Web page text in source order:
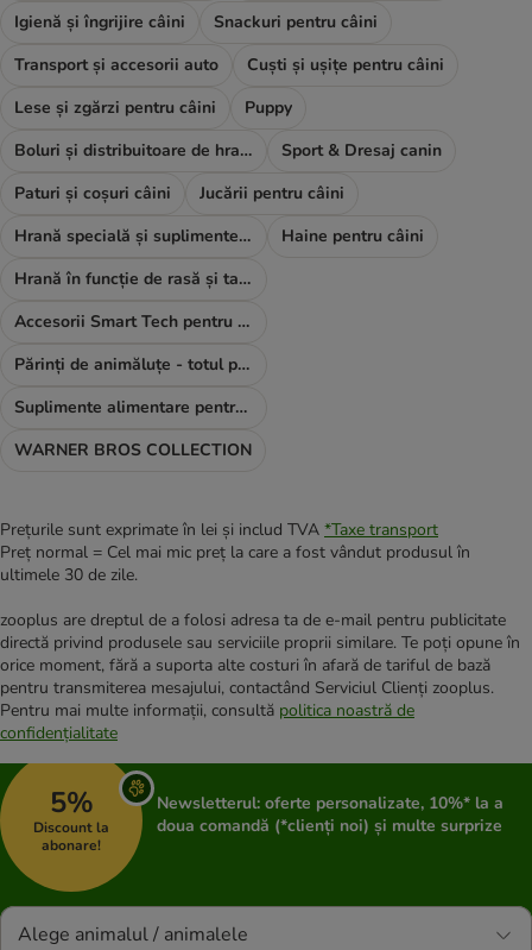
Igienă și îngrijire câini
Snackuri pentru câini
Transport și accesorii auto
Cuști și ușițe pentru câini
Lese și zgărzi pentru câini
Puppy
Boluri și distribuitoare de hrană și apă
Sport & Dresaj canin
Paturi și coșuri câini
Jucării pentru câini
Hrană specială și suplimente alimentare
Haine pentru câini
Hrană în funcție de rasă și talie
Accesorii Smart Tech pentru câini
Părinți de animăluțe - totul pentru TINE
Suplimente alimentare pentru câini
WARNER BROS COLLECTION
Prețurile sunt exprimate în lei și includ TVA *Taxe transport
Preț normal = Cel mai mic preț la care a fost vândut produsul în
ultimele 30 de zile.
zooplus are dreptul de a folosi adresa ta de e-mail pentru publicitate
directă privind produsele sau serviciile proprii similare. Te poți opune în
orice moment, fără a suporta alte costuri în afară de tariful de bază
pentru transmiterea mesajului, contactând Serviciul Clienți zooplus.
Pentru mai multe informații, consultă politica noastră de
confidențialitate
5%
Discount la
abonare!
Newsletterul: oferte personalizate, 10%* la a
doua comandă (*clienți noi) și multe surprize
Alege animalul / animalele